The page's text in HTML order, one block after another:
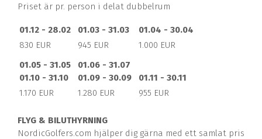
Priset är pr. person i delat dubbelrum
01.12 - 28.02 01.03 - 31.03
01.04 - 30.04
830 EUR
945 EUR
1.000 EUR
01.05 - 31.05
01.10 - 31.10
01.06 - 31.07
01.09 - 30.09
01.11 - 30.11
1.170 EUR
1.280 EUR 955 EUR
FLYG & BILUTHYRNING
NordicGolfers.com hjälper dig gärna med ett samlat pris